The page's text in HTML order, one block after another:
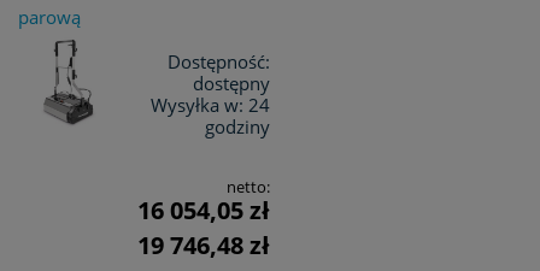
parową
Dostępność:
dostępny
Wysyłka w: 24
godziny
netto:
16 054,05 zł
19 746,48 zł